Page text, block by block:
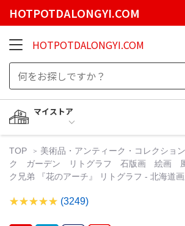
HOTPOTDALONGYI.COM
HOTPOTDALONGYI.COM
マイストア
TOP 美術品・アンティーク・コレクション
ク ガーデン リトグラフ 石版画 絵画
ク兄弟 『花のアーチ』 リトグラフ - 北海道
(3249)